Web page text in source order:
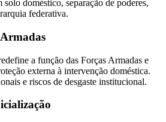
doméstico, separação de poderes,
federativa.
a função das Forças Armadas e
externa à intervenção doméstica.
e riscos de desgaste institucional.